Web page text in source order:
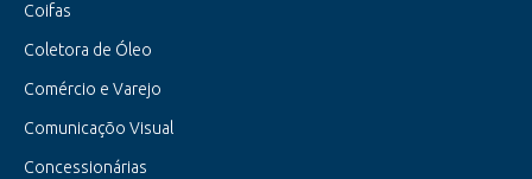
Coifas
Coletora de Óleo
Comércio e Varejo
Comunicaçõo Visual
Concessionárias